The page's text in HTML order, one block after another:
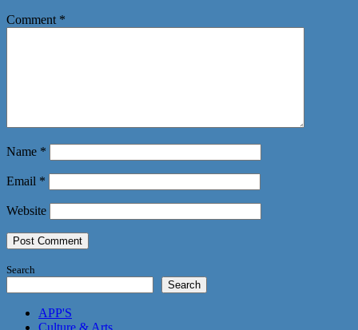
Comment *
Name *
Email *
Website
Search
Search
APP'S
Culture & Arts